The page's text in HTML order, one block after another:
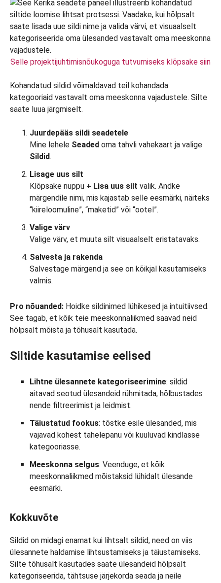
Selle projektijuhtimisnõukoguga tutvumiseks klõpsake siin
Kohandatud sildid võimaldavad teil kohandada
kategooriaid vastavalt oma meeskonna vajadustele. Silte
saate luua järgmiselt.
Juurdepääs sildi seadetele
Mine lehele Seaded oma tahvli vahekaart ja valige
Sildid.
Lisage uus silt
Klõpsake nuppu + Lisa uus silt valik. Andke
märgendile nimi, mis kajastab selle eesmärki, näiteks
“kiireloomuline”, “maketid” või “ootel”.
Valige värv
Valige värv, et muuta silt visuaalselt eristatavaks.
Salvesta ja rakenda
Salvestage märgend ja see on kõikjal kasutamiseks
valmis.
Pro nõuanded: Hoidke sildinimed lühikesed ja intuitiivsed.
See tagab, et kõik teie meeskonnaliikmed saavad neid
hõlpsalt mõista ja tõhusalt kasutada.
Siltide kasutamise eelised
Lihtne ülesannete kategoriseerimine: sildid
aitavad seotud ülesandeid rühmitada, hõlbustades
nende filtreerimist ja leidmist.
Täiustatud fookus: tõstke esile ülesanded, mis
vajavad kohest tähelepanu või kuuluvad kindlasse
kategooriasse.
Meeskonna selgus: Veenduge, et kõik
meeskonnaliikmed mõistaksid lühidalt ülesande
eesmärki.
Kokkuvõte
Sildid on midagi enamat kui lihtsalt sildid, need on viis
ülesannete haldamise lihtsustamiseks ja täiustamiseks.
Silte tõhusalt kasutades saate ülesandeid hõlpsalt
kategoriseerida, tähtsuse järjekorda seada ja neile